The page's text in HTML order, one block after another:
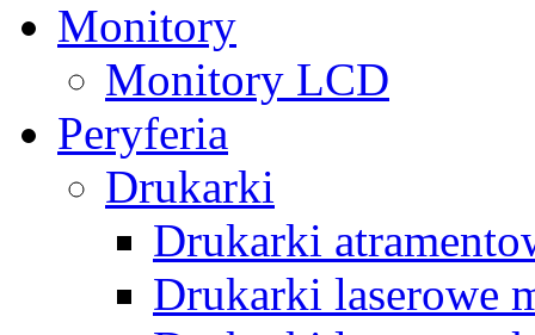
Monitory
Monitory LCD
Peryferia
Drukarki
Drukarki
Drukarki laserowe